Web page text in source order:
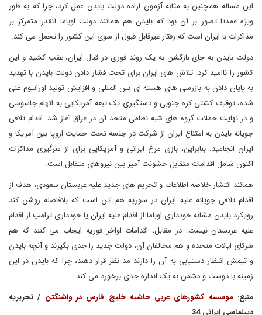
این مساله همچنین به مثابه آزمون اراده دولت بایدن عمل کرد، چرا که به طور
ویژه عمدتا تصور بر آن بود که بایدن هم همانند دولت اوباما آنقدر متمرکز بر
مذاکرات با ایران است که رفتار غیرقابل قبول از سوی این کشور را تحمل می کند.
دولت بایدن به جای بازگشن به یک روند فوری در قبال ایران، عقب کشید و این
کشور را ناامید کرد. تلاش های ایران برای تحت فشار دادن دولت بایدن با تهدید
به پایان دادن به بازرسی های هسته ای بین المللی و افزایش تولید اورانیوم غنی
شده، توقیف کشتی کره جنوبی و دستگیری یک تبعه آمریکایی به اتهام جاسوسی
و در نهایت حملات گروه های شبه نظامی متحد آن در عراق آغاز شد. اقدام تلافی
جویانه بایدن به امتناع ایران از شرکت در جلسه تحت حمایت اروپا بین آمریکا و
ایران انجامید. بنابراین، بازی مرغ ایرانی و آمریکایی برای از سرگیری مذاکرات
اکنون شامل اقدامات متقابل خشونت آمیز بین نیروهای متقابل است.
همانند انتشار خلاصه اطلاعات و تحریم های جدید علیه عربستان سعودی، هدف از
اقدام تلافی جویانه علیه ایران در سوریه هم این است که بلافاصله روشن کند
رویکرد بایدن مشابه خودداری اوباما از اقدام علیه ایران یا خودداری ترامپ از اقدام
علیه عربستان نیست. در مقابل، اقدامات اواخر فوریه ایجاب می کنند که هم
شرکای ایالات متحده و هم مخالفان آن، دولت جدید را جدی بگیرند و آنچه بایدن
و تیمش انتظار دستیابی به آن را دارند مد نظر قرار دهند، چرا که بایدن در این
زمینه با دوست و دشمن به یک اندازه جدی برخورد می کند.
منبع:موسسه کشورهای عربی حاشیه خلیج فارس در واشنگتن / تحریریه